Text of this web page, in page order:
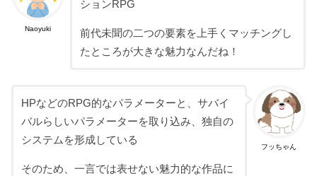
Naoyuki
ションRPG
前代未聞の二つの要素を上手くマッチングし
たところが大きな魅力なんだね！
フッちゃん
HPなどのRPG的なパラメーターと、サバイ
バルらしいパラメーターを取り込み、独自の
システムを形成している
そのため、一言では表せない魅力的な作品に